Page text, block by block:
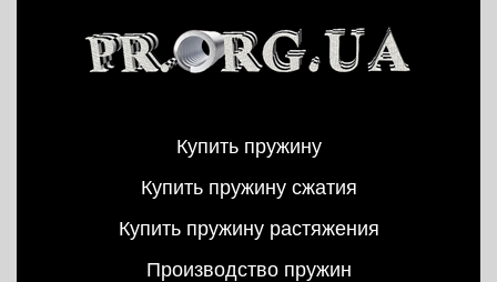
Купить пружину
Купить пружину сжатия
Купить пружину растяжения
Производство пружин